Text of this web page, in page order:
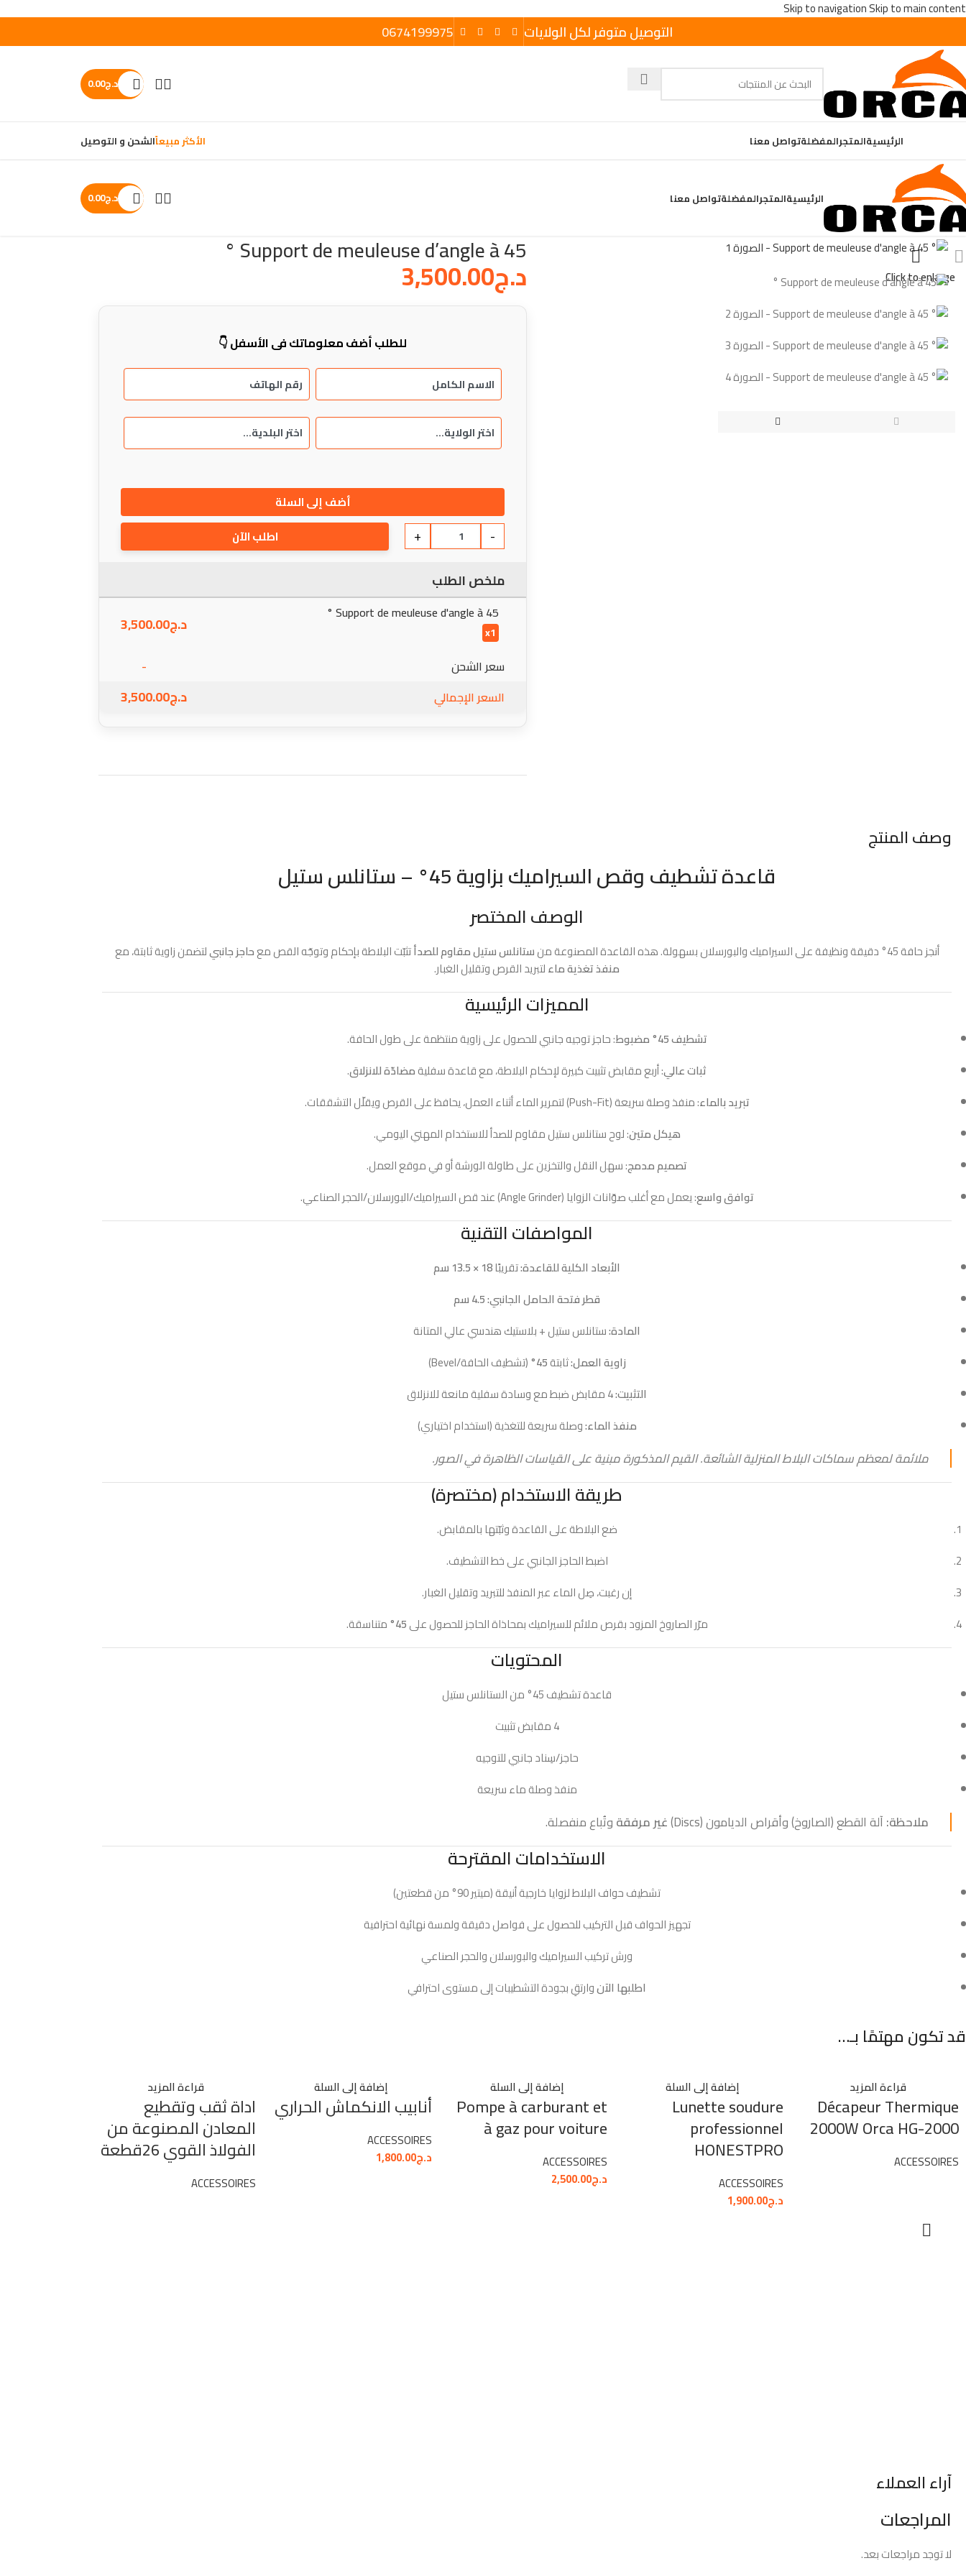
Skip to navigationSkip to main content
التوصيل متوفر لكل الولايات 0674199975
د.ج0.00
الرئيسيةالمتجرالمفضلةتواصل معنا الأكثر مبيعاًالشحن و التوصيل
الرئيسيةالمتجرالمفضلةتواصل معنا د.ج0.00
الرئيسية/
ACCESSOIRES
/
Support de meuleuse d’angle à 45 °
Click to enlarge
Support de meuleuse d’angle à 45 °
د.ج3,500.00
للطلب أضف معلوماتك في الأسفل 👇
أضف إلى السلة
-
+ اطلب الآن
ملخص الطلب
Support de meuleuse d'angle à 45 °
x1 د.ج3,500.00
سعر الشحن -
السعر الإجمالي د.ج3,500.00
وصف المنتج
قاعدة تشطيف وقص السيراميكبزاوية 45° – ستانلس ستيل
الوصف المختصر
أنجز حافة 45° دقيقة ونظيفة على السيراميك والبورسلان بسهولة. هذه القاعدة المصنوعة من ستانلس ستيل مقاوم للصدأتثبّت البلاطة بإحكام وتوجّه القص معحاجز جانبيلتضمن زاوية ثابتة، مع
منفذ تغذية ماءلتبريد القرص وتقليل الغبار.
المميزات الرئيسية
تشطيف 45° مضبوط
: حاجز توجيه جانبي للحصول على زاوية منتظمة على طول الحافة.
ثبات عالي: أربع مقابض تثبيت كبيرة لإحكام البلاطة، مع قاعدة سفليةمضادّة للانزلاق.
تبريد بالماء: منفذ وصلة سريعة (Push-Fit) لتمرير الماء أثناء العمل، يحافظ على القرص ويقلّل التشققات.
هيكل متين: لوح ستانلس ستيل مقاوم للصدأ للاستخدام المهني اليومي.
تصميم مدمج: سهل النقل والتخزين على طاولة الورشة أو في موقع العمل.
توافق واسع: يعمل مع أغلب صوّانات الزوايا (Angle Grinder) عند قص السيراميك/البورسلان/الحجر الصناعي.
المواصفات التقنية
الأبعاد الكلية للقاعدة:تقريبًا18 × 13.5 سم
قطر فتحة الحامل الجانبي:4.5 سم
المادة:ستانلس ستيل + بلاستيك هندسي عالي المتانة
زاوية العمل:ثابتة45° (تشطيف الحافة/Bevel)
التثبيت:
منفذ الماء:وصلة سريعة للتغذية (استخدام اختياري)
ملائمة لمعظم سماكات البلاط المنزلية الشائعة. القيم المذكورة مبنية على القياسات الظاهرة في الصور.
طريقة الاستخدام (مختصرة)
ضع البلاطة على القاعدة وثبّتها بالمقابض.
اضبط الحاجز الجانبي على خط التشطيف.
إن رغبت، صِل الماء عبر المنفذ للتبريد وتقليل الغبار.
مرّر الصاروخ المزود بقرص ملائم للسيراميك بمحاذاة الحاجز للحصول على45° متناسقة.
المحتويات
قاعدة تشطيف 45° من الستانلس ستيل
4 مقابض تثبيت
حاجز/سِناد جانبي للتوجيه
منفذ وصلة ماء سريعة
ملاحظة: آلة القطع (الصاروخ) وأقراص الديامون (Discs) غير مرفقة وتُباع منفصلة.
الاستخدامات المقترحة
تشطيف حواف البلاط لزوايا خارجية أنيقة (ميتير 90° من قطعتين)
تجهيز الحواف قبل التركيب للحصول على فواصل دقيقة ولمسة نهائية احترافية
ورش تركيب السيراميك والبورسلان والحجر الصناعي
اطلبها الآنوارتقِ بجودة التشطيبات إلى مستوى احترافي
قد تكون مهتمًا بـ…
قراءة المزيد
Décapeur Thermique
2000W Orca HG-2000
ACCESSOIRES
إضافة إلى السلة
Lunette soudure
professionnel
HONESTPRO
ACCESSOIRES
د.ج1,900.00
إضافة إلى السلة
Pompe à carburant et
à gaz pour voiture
ACCESSOIRES
د.ج2,500.00
إضافة إلى السلة
أنابيب الانكماش الحراري
ACCESSOIRES
د.ج1,800.00
قراءة المزيد
اداة ثقب وتقطيع
المعادن المصنوعة من
الفولاذ القوي 26قطعة
ACCESSOIRES
آراء العملاء
المراجعات
لا توجد مراجعات بعد.